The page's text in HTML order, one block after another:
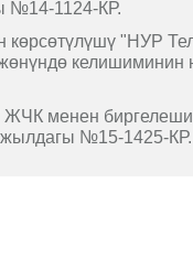
№14-1124-КР.
көрсөтүлүшү "НУР
келишиминин
менен
№15-1425-КР.